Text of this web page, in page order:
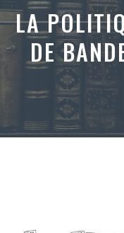
LA
DE